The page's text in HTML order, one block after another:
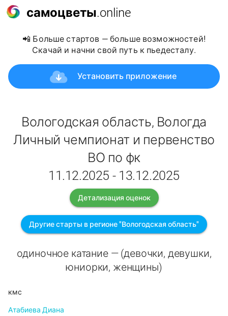
самоцветы.online
📲 Больше стартов — больше возможностей!
Скачай и начни свой путь к пьедесталу.
Установить приложение
Вологодская область, Вологда
Личный чемпионат и первенство
ВО по фк
11.12.2025 - 13.12.2025
Детализация оценок
Другие старты в регионе "Вологодская область"
одиночное катание — (девочки, девушки,
юниорки, женщины)
кмс
Атабиева Диана